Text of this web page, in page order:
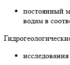
постоянный
водам в